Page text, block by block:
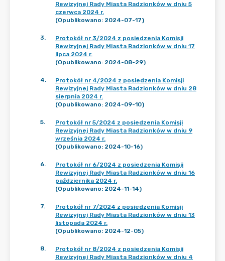
Rewizyjnej Rady Miasta Radzionków w dniu 5
czerwca 2024 r.
(Opublikowano: 2024-07-17)
3.
Protokół nr 3/2024 z posiedzenia Komisji
Rewizyjnej Rady Miasta Radzionków w dniu 17
lipca 2024 r.
(Opublikowano: 2024-08-29)
4.
Protokół nr 4/2024 z posiedzenia Komisji
Rewizyjnej Rady Miasta Radzionków w dniu 28
sierpnia 2024 r.
(Opublikowano: 2024-09-10)
5.
Protokół nr 5/2024 z posiedzenia Komisji
Rewizyjnej Rady Miasta Radzionków w dniu 9
września 2024 r.
(Opublikowano: 2024-10-16)
6.
Protokół nr 6/2024 z posiedzenia Komisji
Rewizyjnej Rady Miasta Radzionków w dniu 16
października 2024 r.
(Opublikowano: 2024-11-14)
7.
Protokół nr 7/2024 z posiedzenia Komisji
Rewizyjnej Rady Miasta Radzionków w dniu 13
listopada 2024 r.
(Opublikowano: 2024-12-05)
8.
Protokół nr 8/2024 z posiedzenia Komisji
Rewizyjnej Rady Miasta Radzionków w dniu 4